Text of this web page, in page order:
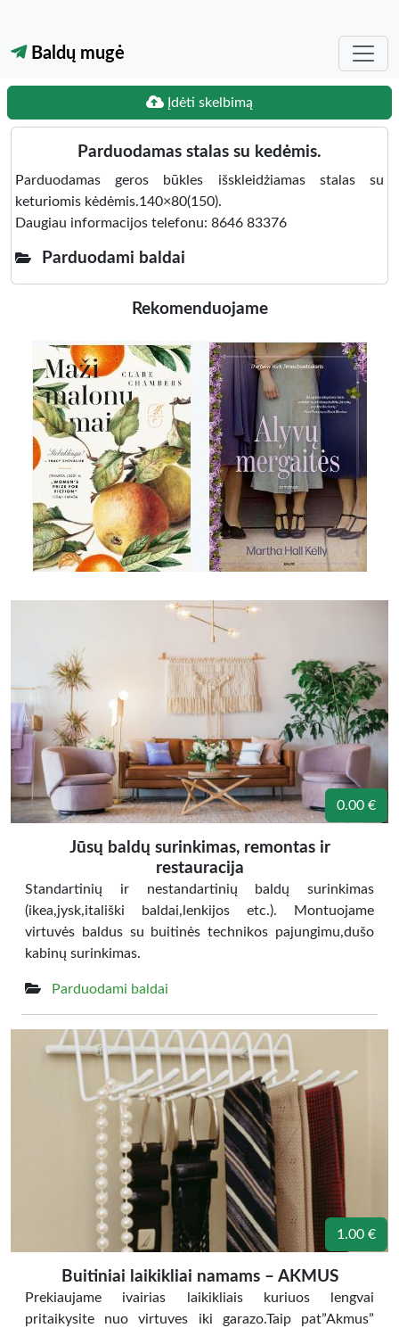
Baldų mugė
Įdėti skelbimą
Parduodamas stalas su kedėmis.
Parduodamas geros būkles išskleidżiamas stalas su
keturiomis kėdėmis.140×80(150).
Daugiau informacijos telefonu: 8646 83376
Parduodami baldai
Rekomenduojame
0.00 €
Jūsų baldų surinkimas, remontas ir
restauracija
Standartinių ir nestandartinių baldų surinkimas
(ikea,jysk,itališki baldai,lenkijos etc.). Montuojame
virtuvės baldus su buitinės technikos pajungimu,dušo
kabinų surinkimas.
Parduodami baldai
1.00 €
Buitiniai laikikliai namams – AKMUS
Prekiaujame ivairias laikikliais kuriuos lengvai
pritaikysite nuo virtuves iki garazo.Taip pat”Akmus”